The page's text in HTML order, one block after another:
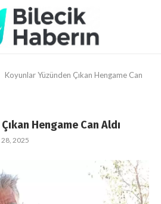
Koyunlar Yüzünden Çıkan Hengame Can
Hengame Can Aldı
2025